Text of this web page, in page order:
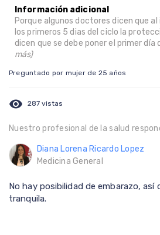
Información adicional
Porque algunos doctores dicen que
los primeros 5 dias del ciclo la
dicen que se debe poner el primer día
más)
Preguntado por mujer de 25 años
visibility 287 vistas
Nuestro profesional de la salud
Diana Lorena Ricardo Lopez
Medicina General
No hay posibilidad de embarazo, así
tranquila.